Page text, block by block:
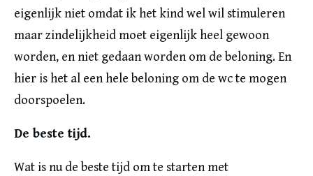
eigenlijk niet omdat ik het kind wel wil stimuleren
maar zindelijkheid moet eigenlijk heel gewoon
worden, en niet gedaan worden om de beloning. En
hier is het al een hele beloning om de wc te mogen
doorspoelen.
De beste tijd.
Wat is nu de beste tijd om te starten met